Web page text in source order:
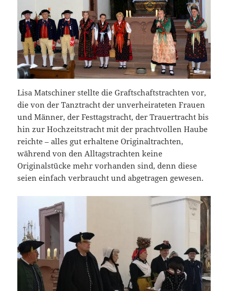
Lisa Matschiner stellte die Graftschaftstrachten vor,
die von der Tanztracht der unverheirateten Frauen
und Männer, der Festtagstracht, der Trauertracht bis
hin zur Hochzeitstracht mit der prachtvollen Haube
reichte – alles gut erhaltene Originaltrachten,
während von den Alltagstrachten keine
Originalstücke mehr vorhanden sind, denn diese
seien einfach verbraucht und abgetragen gewesen.